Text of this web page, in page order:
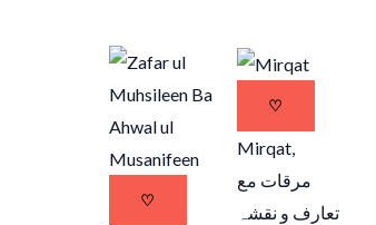
♡
♡
Mirqat,
مرقات مع
تعارف و نقشہ